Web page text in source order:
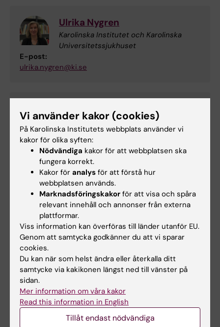
Ulrika Nygren
Karolinska Institutet och Karolinska
Universitetssjukhuset
E-post:
ulrika.nygren@ki.se
Georgia Dacakis
PhD, logoped
Discipline of Speech Pathology, School of Allied
Health, Human Services and Sport, La Trobe
University, Bundoora VIC 3086, Australia
Cecilia Dhejne
MD, psykiater
ANOVA, ME Endokrinologi, Karolinska
Universitetssjukhuset och Inst.för medicin,
Karolinska Institutet
Jaco Erasmus
MD, Psykiater
Gender Clinic, Monash Health, Clayton, Victoria,
Vi använder kakor (cookies)
På Karolinska Institutets webbplats använder vi
kakor för olika syften:
Nödvändiga kakor för att webbplatsen ska
fungera korrekt.
Kakor för analys för att förstå hur
webbplatsen används.
Marknadsföringskakor för att visa och spåra
relevant innehåll och annonser från externa
plattformar.
Viss information kan överföras till länder utanför EU.
Genom att samtycka godkänner du att vi sparar
cookies.
Du kan när som helst ändra eller återkalla ditt
samtycke via kakikonen längst ned till vänster på
sidan.
Mer information om våra kakor
Read this information in English
Tillåt endast nödvändiga